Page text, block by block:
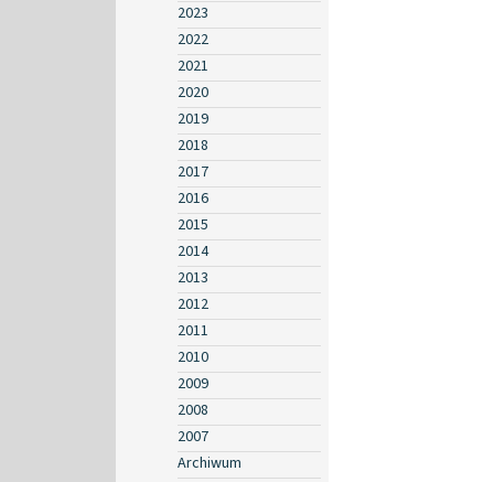
2023
2022
2021
2020
2019
2018
2017
2016
2015
2014
2013
2012
2011
2010
2009
2008
2007
Archiwum